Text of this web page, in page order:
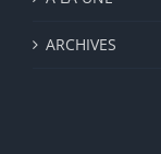
ARCHIVES